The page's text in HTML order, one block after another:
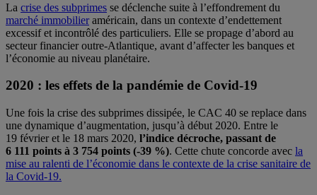
La crise des subprimes se déclenche suite à l’effondrement du
marché immobilieraméricain, dans un contexte d’endettement
excessif et incontrôlé des particuliers. Elle se propage d’abord au
secteur financier outre-Atlantique, avant d’affecter les banques et
l’économie au niveau planétaire.
2020 : les effets de la pandémie de Covid-19
Une fois la crise des subprimes dissipée, le CAC 40 se replace dans
une dynamique d’augmentation, jusqu’à début 2020. Entre le
19 février et le 18 mars 2020, l’indice décroche, passant de
6 111 points à 3 754 points (-39 %). Cette chute concorde avec la
mise au ralenti de l’économie dans le contexte de la crise sanitaire de
la Covid-19.